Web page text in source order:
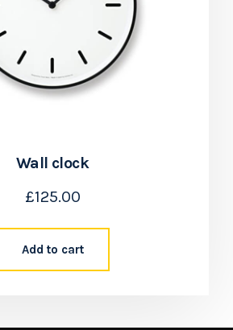
Wall clock
£125.00
Add to cart